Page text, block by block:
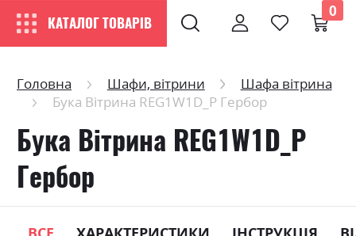
КАТАЛОГ ТОВАРІВ
0
Головна Шафи, вітрини
Шафа вітрина
Бука Вітрина REG1W1D_P Гербор
Бука Вітрина REG1W1D_P
Гербор